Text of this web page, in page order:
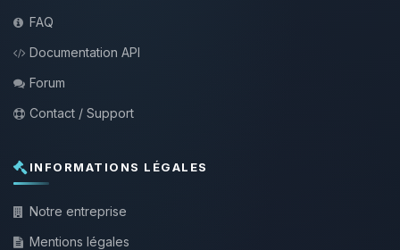
FAQ
Documentation API
Forum
Contact / Support
INFORMATIONS LÉGALES
Notre entreprise
Mentions légales